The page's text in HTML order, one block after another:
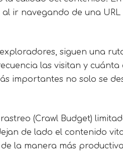
ir navegando de una
siguen una
las visitan y cuánta
importantes no solo se
(Crawl Budget)
de lado el contenido
la manera más